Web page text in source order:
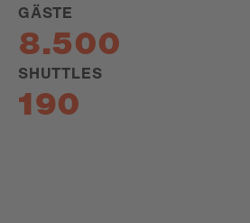
GÄSTE
8.500
SHUTTLES
190